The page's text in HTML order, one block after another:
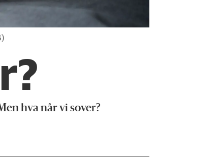
hva når vi sover?